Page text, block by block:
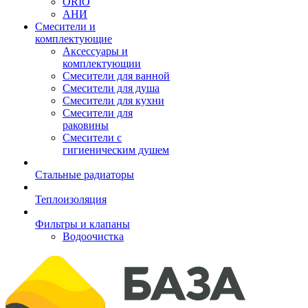
АНИ
Смесители и
комплектующие
Аксессуары и
комплектующии
Смесители для ванной
Смесители для душа
Смесители для кухни
Смесители для
раковины
Смесители с
гигиеническим душем
Стальные радиаторы
Теплоизоляция
Фильтры и клапаны
Водоочистка